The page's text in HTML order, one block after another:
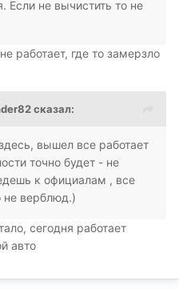
Если не вычистить то не
работает, где то замерзло
сказал:
вышел все работает
точно будет - не
к официалам , все
не верблюд.)
сегодня работает
авто